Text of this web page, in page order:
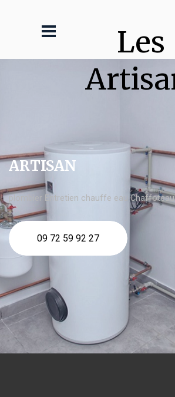
Les
ARTISAN
plombier Entretien chauffe eau
09 72 59 92 27